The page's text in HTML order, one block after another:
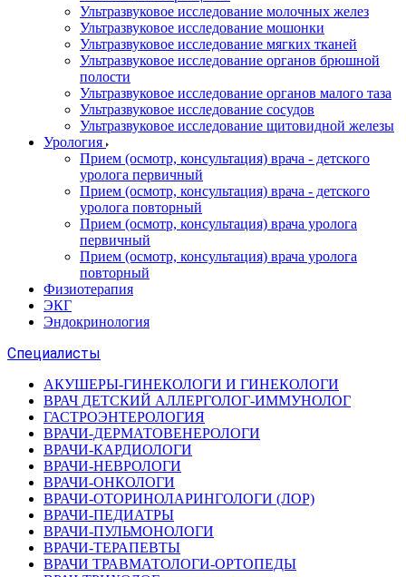
Ультразвуковое исследование молочных желез
Ультразвуковое исследование мошонки
Ультразвуковое исследование мягких тканей
Ультразвуковое исследование органов брюшной
полости
Ультразвуковое исследование органов малого таза
Ультразвуковое исследование сосудов
Ультразвуковое исследование щитовидной железы
Урология
Прием (осмотр, консультация) врача - детского
уролога первичный
Прием (осмотр, консультация) врача - детского
уролога повторный
Прием (осмотр, консультация) врача уролога
первичный
Прием (осмотр, консультация) врача уролога
повторный
Физиотерапия
ЭКГ
Эндокринология
Специалисты
АКУШЕРЫ-ГИНЕКОЛОГИ И ГИНЕКОЛОГИ
ВРАЧ ДЕТСКИЙ АЛЛЕРГОЛОГ-ИММУНОЛОГ
ГАСТРОЭНТЕРОЛОГИЯ
ВРАЧИ-ДЕРМАТОВЕНЕРОЛОГИ
ВРАЧИ-КАРДИОЛОГИ
ВРАЧИ-НЕВРОЛОГИ
ВРАЧИ-ОНКОЛОГИ
ВРАЧИ-ОТОРИНОЛАРИНГОЛОГИ (ЛОР)
ВРАЧИ-ПЕДИАТРЫ
ВРАЧИ-ПУЛЬМОНОЛОГИ
ВРАЧИ-ТЕРАПЕВТЫ
ВРАЧИ ТРАВМАТОЛОГИ-ОРТОПЕДЫ